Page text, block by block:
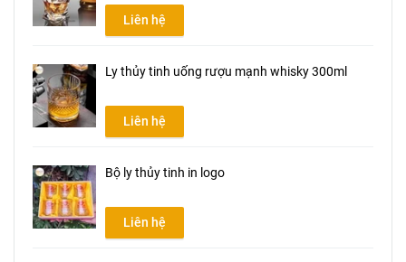
Liên hệ
Ly thủy tinh uống rượu mạnh whisky 300ml
Liên hệ
Bộ ly thủy tinh in logo
Liên hệ